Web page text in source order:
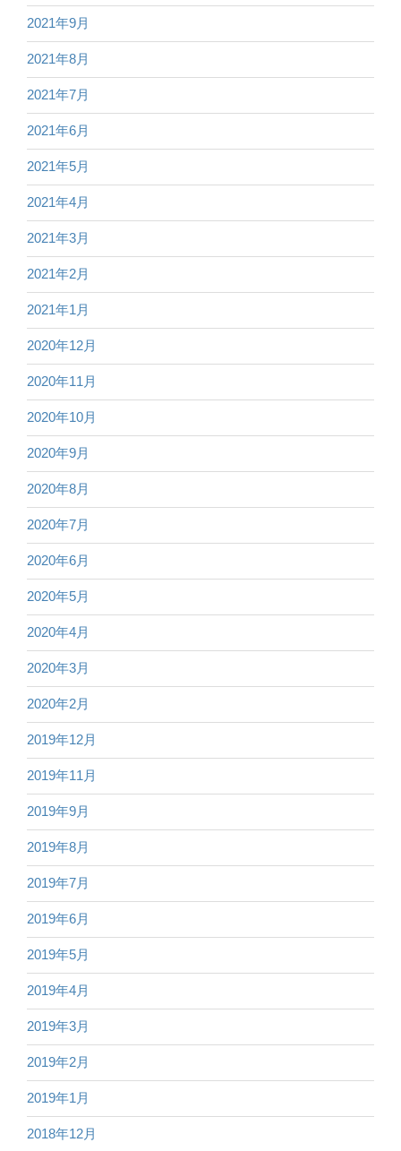
2021年9月
2021年8月
2021年7月
2021年6月
2021年5月
2021年4月
2021年3月
2021年2月
2021年1月
2020年12月
2020年11月
2020年10月
2020年9月
2020年8月
2020年7月
2020年6月
2020年5月
2020年4月
2020年3月
2020年2月
2019年12月
2019年11月
2019年9月
2019年8月
2019年7月
2019年6月
2019年5月
2019年4月
2019年3月
2019年2月
2019年1月
2018年12月